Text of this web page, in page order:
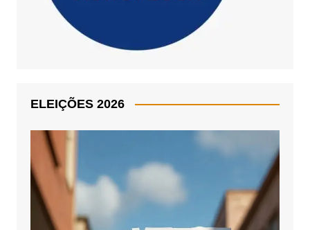
ELEIÇÕES 2026